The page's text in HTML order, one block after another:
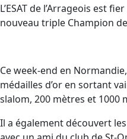
L’ESAT de l’Arrageois est
nouveau triple Champion
Ce week-end en Normandie,
médailles d’or en sortant
slalom, 200 mètres et 1000
Il a également découvert